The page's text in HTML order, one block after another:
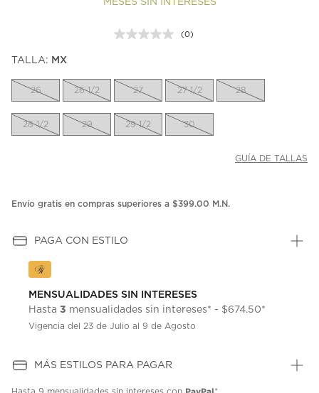
MESES SIN INTERESES
Sin
la
misma
(0)
TALLA: MX
26 26 1/2 27 27 1/2 28
28 1/2 29 29 1/2 30
GUÍA DE TALLAS
Envío gratis en compras superiores a $399.00 M.N.
PAGA CON ESTILO
MENSUALIDADES SIN INTERESES
Hasta 3 mensualidades sin intereses* - $674.50*
Vigencia del 23 de Julio al 9 de Agosto
MÁS ESTILOS PARA PAGAR